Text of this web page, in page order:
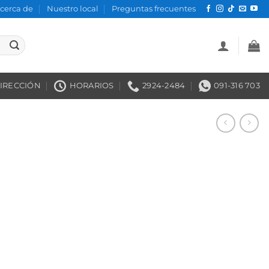
de Nuestro local Preguntas frecuentes
HORARIOS 2924-2484 091-316 703